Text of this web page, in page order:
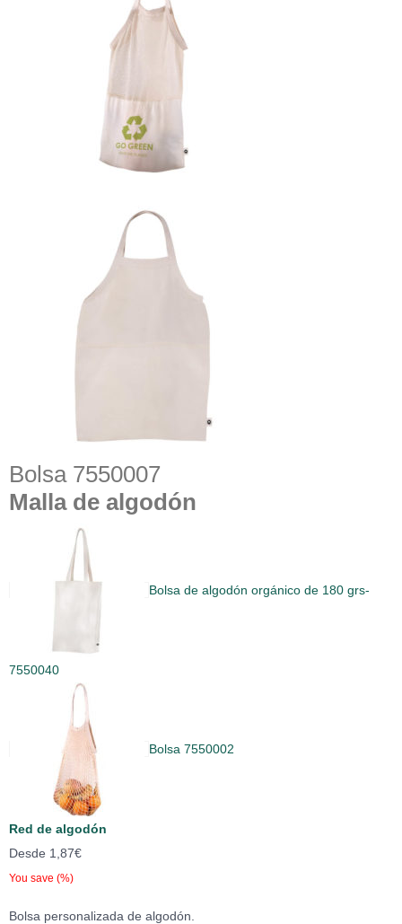
Bolsa 7550007
Malla de algodón
Bolsa de algodón orgánico de 180 grs-
7550040
Bolsa 7550002
Red de algodón
Desde 1,87€
You save (%)
Bolsa personalizada de algodón.